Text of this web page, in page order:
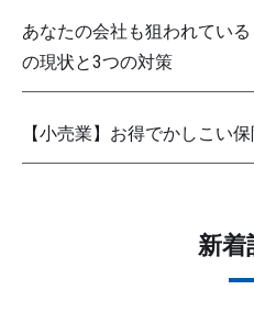
あなたの会社も狙われてい
の現状と3つの対策
【小売業】お得でかしこい
新着